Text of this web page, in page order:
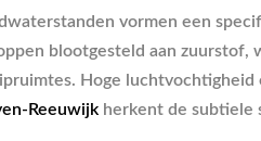
vormen een
blootgesteld aan zuurstof,
Hoge
Reeuwijk herkent de subtiele